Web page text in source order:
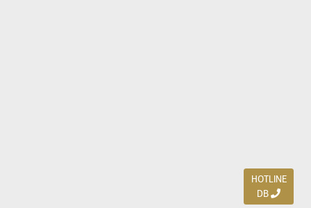
HOTLINE
DB